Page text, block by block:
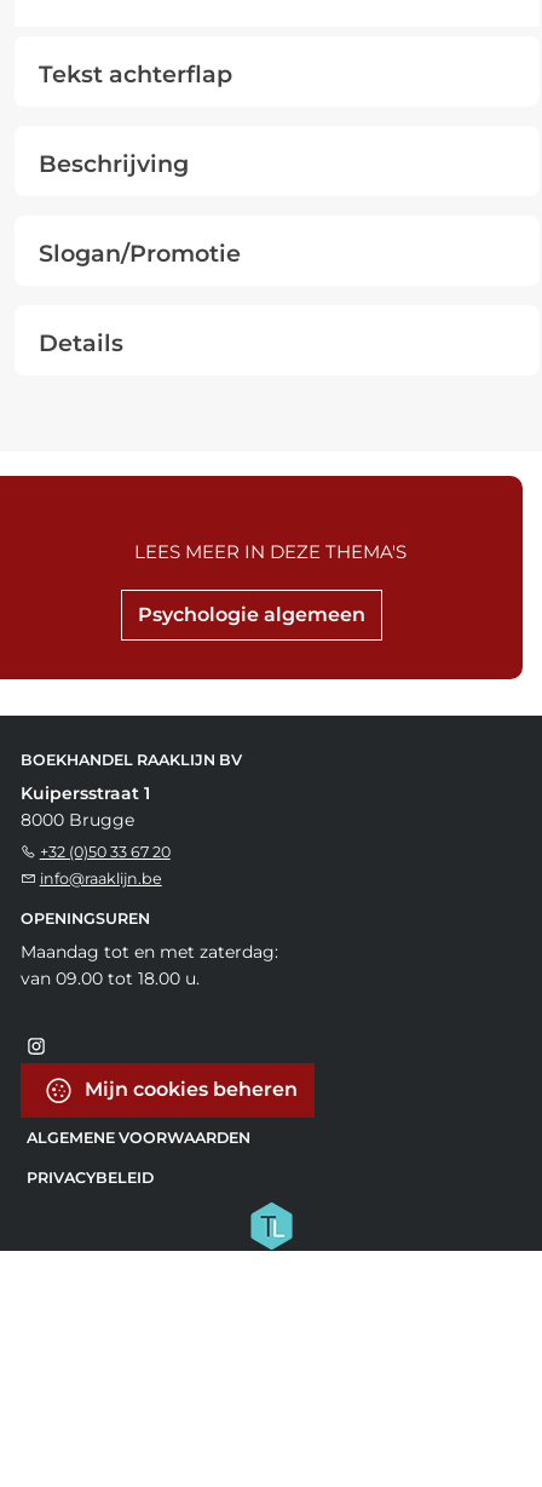
Tekst achterflap
Beschrijving
Slogan/Promotie
Details
Psychologie algemeen
LEES MEER IN DEZE THEMA'S
BOEKHANDEL RAAKLIJN BV
Kuipersstraat 1
8000 Brugge
+32 (0)50 33 67 20
info@raaklijn.be
OPENINGSUREN
Maandag tot en met zaterdag:
van 09.00 tot 18.00 u.
Mijn cookies beheren
ALGEMENE VOORWAARDEN
PRIVACYBELEID